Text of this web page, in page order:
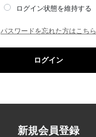
ログイン状態を維持する
パスワードを忘れた方はこちら
ログイン
新規会員登録